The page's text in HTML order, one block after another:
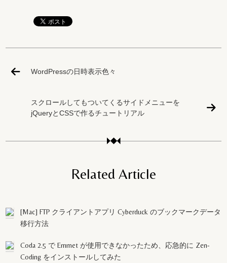
WordPressの日時表示色々
スクロールしてもついてくるサイドメニューを
jQueryとCSSで作るチュートリアル
Related Article
[Mac] FTP クライアントアプリ Cyberduck のブックマークデータ
移行方法
Coda 2.5 で Emmet が使用できなかったため、応急的に Zen-
Coding をインストールしてみた